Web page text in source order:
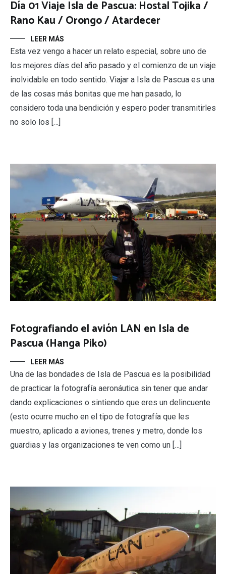
Día 01 Viaje Isla de Pascua: Hostal Tojika /
Rano Kau / Orongo / Atardecer
LEER MÁS
Esta vez vengo a hacer un relato especial, sobre uno de
los mejores días del año pasado y el comienzo de un viaje
inolvidable en todo sentido. Viajar a Isla de Pascua es una
de las cosas más bonitas que me han pasado, lo
considero toda una bendición y espero poder transmitirles
no solo los […]
Fotografiando el avión LAN en Isla de
Pascua (Hanga Piko)
LEER MÁS
Una de las bondades de Isla de Pascua es la posibilidad
de practicar la fotografía aeronáutica sin tener que andar
dando explicaciones o sintiendo que eres un delincuente
(esto ocurre mucho en el tipo de fotografía que les
muestro, aplicado a aviones, trenes y metro, donde los
guardias y las organizaciones te ven como un […]